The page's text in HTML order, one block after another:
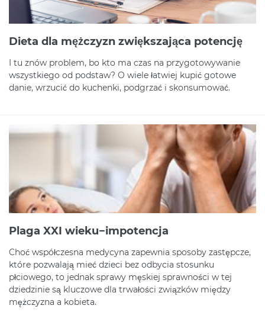
Dieta dla mężczyzn zwiększająca potencję
I tu znów problem, bo kto ma czas na przygotowywanie
wszystkiego od podstaw? O wiele łatwiej kupić gotowe
danie, wrzucić do kuchenki, podgrzać i skonsumować.
Plaga XXI wieku−impotencja
Choć współczesna medycyna zapewnia sposoby zastępcze,
które pozwalają mieć dzieci bez odbycia stosunku
płciowego, to jednak sprawy męskiej sprawności w tej
dziedzinie są kluczowe dla trwałości związków między
mężczyzna a kobieta.